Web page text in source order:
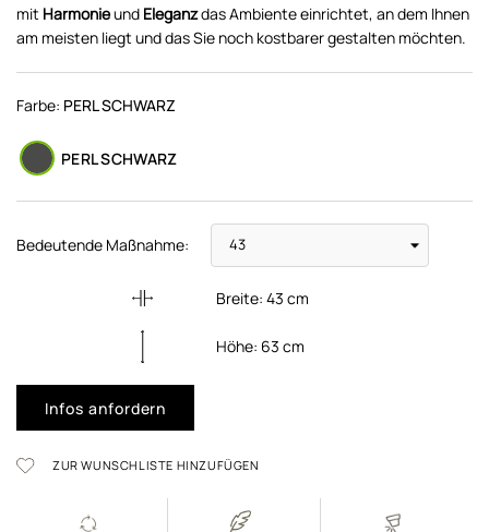
mit Harmonieund Eleganzdas Ambiente einrichtet, an dem Ihnen
am meisten liegt und das Sie noch kostbarer gestalten möchten.
Farbe: PERL SCHWARZ
PERL SCHWARZ
Bedeutende Maßnahme:
Breite:43 cm
Höhe: 63 cm
Infos anfordern
ZUR WUNSCHLISTE HINZUFÜGEN